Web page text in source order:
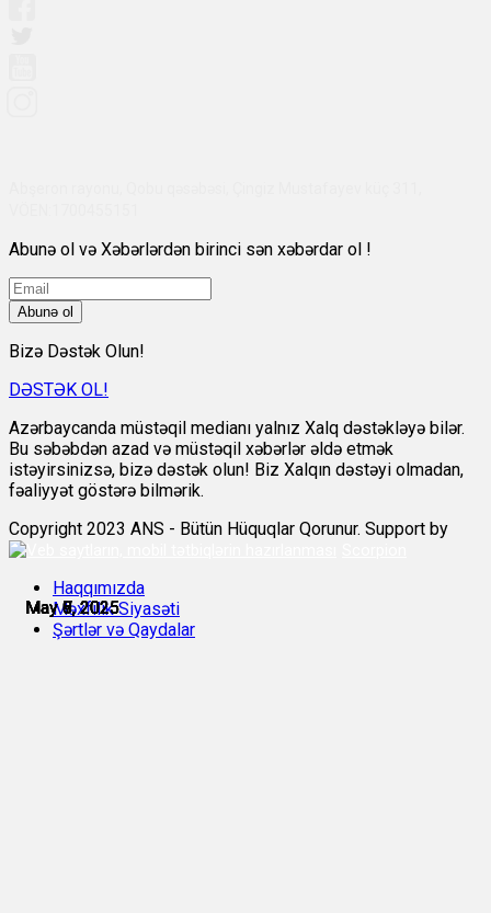
May 6, 2025
May 6, 2025
May 7, 2025
May 8, 2025
May 9, 2025
May 9, 2025
Abunə ol və Xəbərlərdən birinci sən xəbərdar ol !
Abunə ol
Bizə Dəstək Olun!
DƏSTƏK OL!
Azərbaycanda müstəqil medianı yalnız Xalq dəstəkləyə bilər.
Bu səbəbdən azad və müstəqil xəbərlər əldə etmək
istəyirsinizsə, bizə dəstək olun! Biz Xalqın dəstəyi olmadan,
fəaliyyət göstərə bilmərik.
Copyright 2023 ANS - Bütün Hüquqlar Qorunur. Support by
Haqqımızda
Məxfilik Siyasəti
Şərtlər və Qaydalar